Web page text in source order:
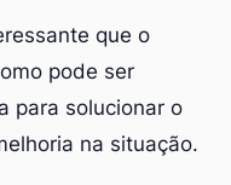
que o
pode ser
para solucionar o
na situação.